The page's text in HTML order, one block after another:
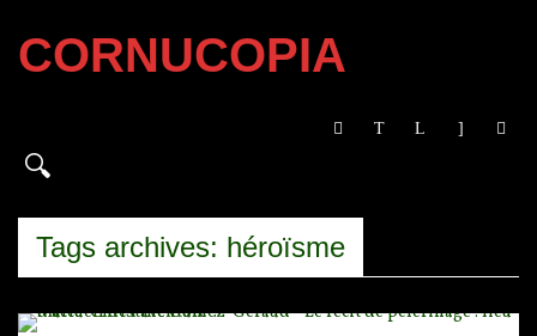
CORNUCOPIA
Tags archives: héroïsme